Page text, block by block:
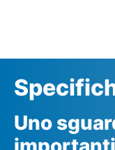
Monitoraggio
Uno